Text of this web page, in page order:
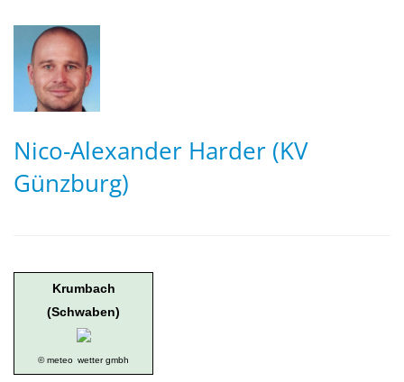
Nico-Alexander Harder (KV
Günzburg)
Krumbach
(Schwaben)
© meteo wetter gmbh